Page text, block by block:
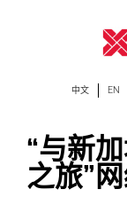
中文 EN
“与新
之旅”